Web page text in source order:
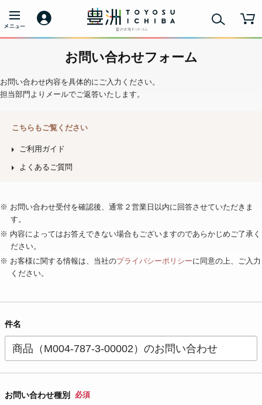
お問い合わせフォーム
お問い合わせ内容を具体的にご入力ください。
担当部門よりメールでご返答いたします。
こちらもご覧ください
ご利用ガイド
よくあるご質問
※ お問い合わせ受付を確認後、通常２営業日以内に回答させていただきま
す。
※ 内容によってはお答えできない場合もございますのであらかじめご了承く
ださい。
※ お客様に関する情報は、当社のプライバシーポリシーに同意の上、ご入力
ください。
件名
お問い合わせ種別 必須